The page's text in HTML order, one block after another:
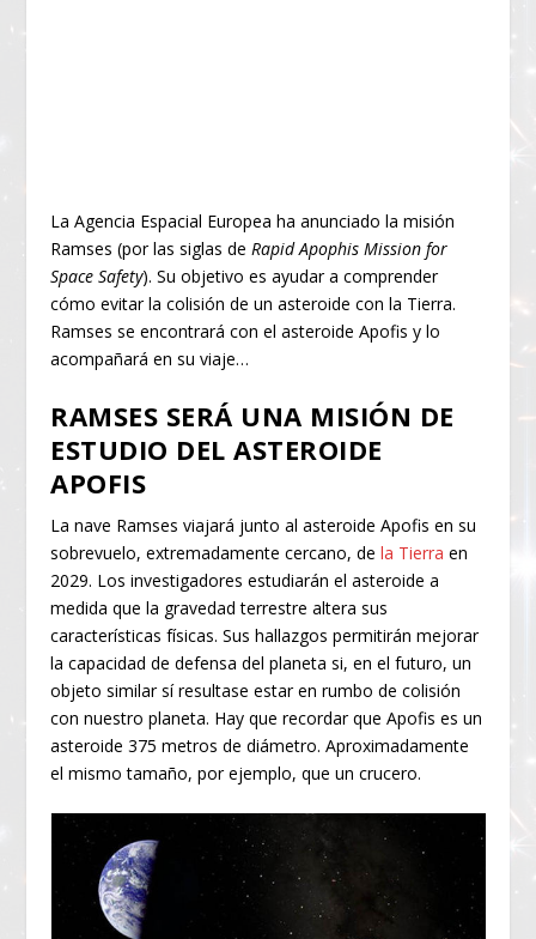
La Agencia Espacial Europea ha anunciado la misión
Ramses (por las siglas de Rapid Apophis Mission for
Space Safety). Su objetivo es ayudar a comprender
cómo evitar la colisión de un asteroide con la Tierra.
Ramses se encontrará con el asteroide Apofis y lo
acompañará en su viaje…
RAMSES SERÁ UNA MISIÓN DE
ESTUDIO DEL ASTEROIDE
APOFIS
La nave Ramses viajará junto al asteroide Apofis en su
sobrevuelo, extremadamente cercano, dela Tierra en
2029. Los investigadores estudiarán el asteroide a
medida que la gravedad terrestre altera sus
características físicas. Sus hallazgos permitirán mejorar
la capacidad de defensa del planeta si, en el futuro, un
objeto similar sí resultase estar en rumbo de colisión
con nuestro planeta. Hay que recordar que Apofis es un
asteroide 375 metros de diámetro. Aproximadamente
el mismo tamaño, por ejemplo, que un crucero.